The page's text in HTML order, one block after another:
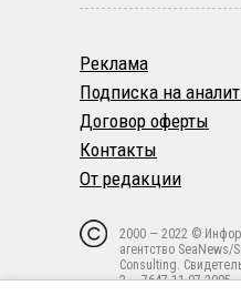
Реклама
Подписка на
Договор оферты
Контакты
От редакции
2000 — 2022 ©
агентство SeaNews/
Consulting.
2 — 7647 11.07.2005.